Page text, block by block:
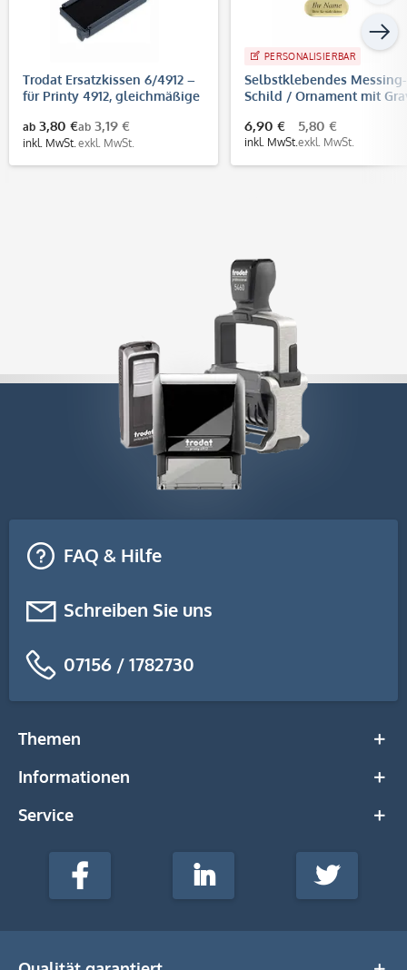
Trodat Ersatzkissen 6/4912 –
für Printy 4912, gleichmäßige
ab 3,80 €
inkl. MwSt.
ab 3,19 €
exkl. MwSt.
PERSONALISIERBAR
Selbstklebendes Messing-
Schild / Ornament mit
6,90 €
inkl. MwSt.
5,80 €
exkl. MwSt.
FAQ & Hilfe
Schreiben Sie uns
07156 / 1782730
Themen
Informationen
Service
stempel-
Media
Facebook LinkedIn Twitter